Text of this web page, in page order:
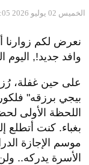
الخميس 02 يوليو 2026 01:05 مساءً
نعرض لكم زوارنا
وافد جديد!, اليوم الخميس 2 يوليو
على حين غفلة،
بيجي برزقه"
اللحظة الأولى
بغباء. كنت أتطلع
موسم الإجازة
الأسرة يدركه..